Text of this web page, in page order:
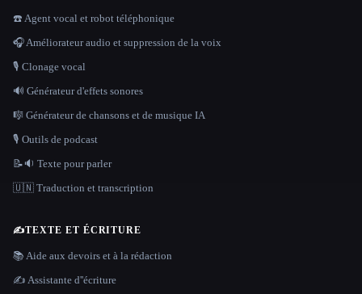
☎️ Agent vocal et robot téléphonique
🎧 Améliorateur audio et suppression de la voix
🎙️ Clonage vocal
🔊 Générateur d'effets sonores
🎼 Générateur de chansons et de musique IA
🎙️ Outils de podcast
📝🔉 Texte pour parler
🇺🇳 Traduction et transcription
✍️TEXTE ET ÉCRITURE
📚 Aide aux devoirs et à la rédaction
✍️ Assistante d''écriture